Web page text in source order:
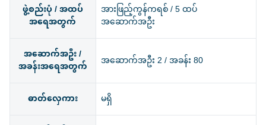
ဖွဲ့စည်းပုံ / အထပ်
အရေအတွက်
အားဖြည့်ကွန်ကရစ် / 5 ထပ်
အဆောက်အဦး
အဆောက်အဦး /
အခန်းအရေအတွက် အဆောက်အဦး 2 / အခန်း 80
ဓာတ်လှေကား
မရှိ